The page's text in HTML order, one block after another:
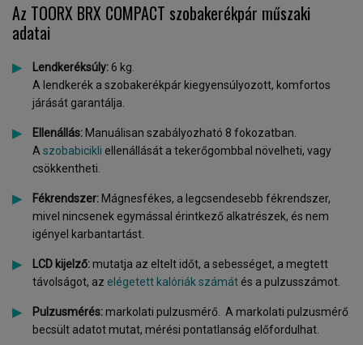
Az TOORX BRX COMPACT szobakerékpár műszaki
adatai
Lendkeréksúly:6 kg.
A lendkerék a szobakerékpár kiegyensúlyozott, komfortos
járását garantálja.
Ellenállás: Manuálisan szabályozható 8 fokozatban.
A szobabicikli ellenállását a tekerőgombbal növelheti, vagy
csökkentheti.
Fékrendszer: Mágnesfékes, a legcsendesebb fékrendszer,
mivel nincsenek egymással érintkező alkatrészek, és nem
igényel karbantartást.
LCD kijelző:mutatja az eltelt időt, a sebességet, a megtett
távolságot, az elégetett kalóriák számát és a pulzusszámot.
Pulzusmérés:markolati pulzusmérő. A markolati pulzusmérő
becsült adatot mutat, mérési pontatlanság előfordulhat.